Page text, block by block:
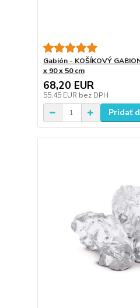
Gabión - KOŠÍKOVÝ
x 90 x 50 cm
68,20 EUR
55,45 EUR bez DPH
Pridať